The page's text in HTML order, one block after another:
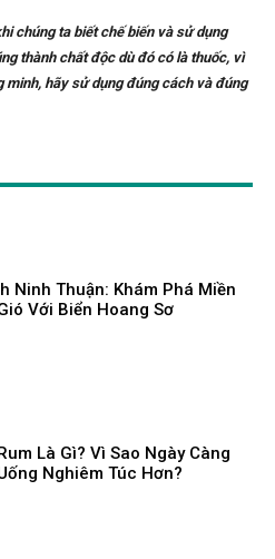
chúng ta biết chế biến và sử dụng
thành chất độc dù đó có là thuốc, vì
minh, hãy sử dụng đúng cách và đúng
Ninh Thuận: Khám Phá Miền
Với Biển Hoang Sơ
Là Gì? Vì Sao Ngày Càng
Nghiêm Túc Hơn?